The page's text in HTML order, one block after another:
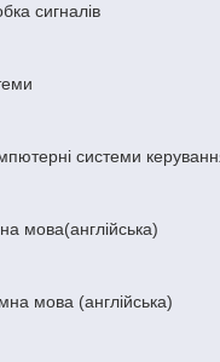
сигналів
системи
мова(англійська)
мова (англійська)